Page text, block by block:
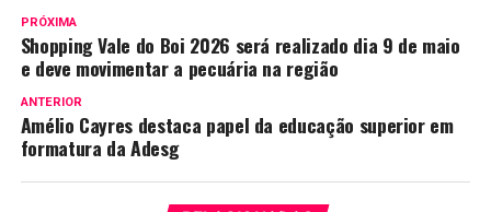
PRÓXIMA
Shopping Vale do Boi 2026 será realizado dia 9 de maio
e deve movimentar a pecuária na região
ANTERIOR
Amélio Cayres destaca papel da educação superior em
formatura da Adesg